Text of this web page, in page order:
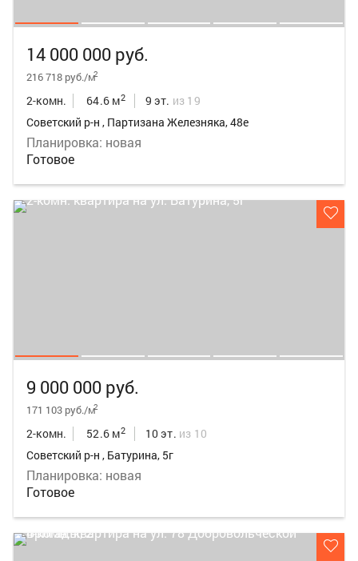
14 000 000 руб.
216 718 руб./м2
2-комн. 64.6 м2 9 эт. из 19
Советский р-н , Партизана Железняка, 48е
Планировка: новая
Готовое
9 000 000 руб.
171 103 руб./м2
2-комн. 52.6 м2 10 эт. из 10
Советский р-н , Батурина, 5г
Планировка: новая
Готовое